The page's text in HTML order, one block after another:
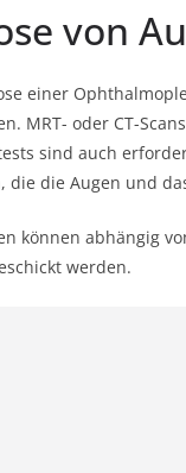
von
einer
MRT- oder CT-
sind auch
die die Augen und
können abhängig
werden.